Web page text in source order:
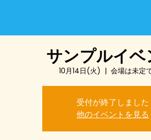
サンプルイベ
10月14日(火)
  |
会場は未定
受付が終了しました
他のイベントを見る